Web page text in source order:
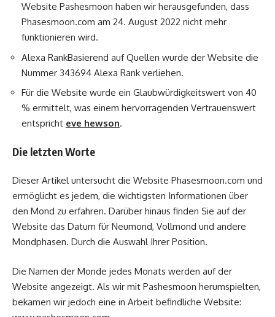
Website Pashesmoon haben wir herausgefunden, dass
Phasesmoon.com am 24. August 2022 nicht mehr
funktionieren wird.
Alexa RankBasierend auf Quellen wurde der Website die
Nummer 343694 Alexa Rank verliehen.
Für die Website wurde ein Glaubwürdigkeitswert von 40
% ermittelt, was einem hervorragenden Vertrauenswert
entspricht eve hewson.
Die letzten Worte
Dieser Artikel untersucht die Website Phasesmoon.com und
ermöglicht es jedem, die wichtigsten Informationen über
den Mond zu erfahren. Darüber hinaus finden Sie auf der
Website das Datum für Neumond, Vollmond und andere
Mondphasen. Durch die Auswahl Ihrer Position.
Die Namen der Monde jedes Monats werden auf der
Website angezeigt. Als wir mit Pashesmoon herumspielten,
bekamen wir jedoch eine in Arbeit befindliche Website: